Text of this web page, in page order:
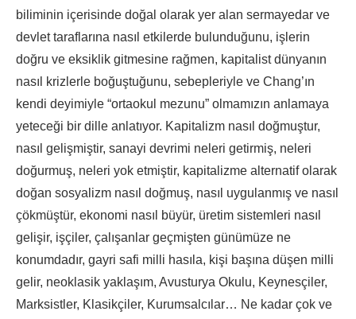
biliminin içerisinde doğal olarak yer alan sermayedar ve
devlet taraflarına nasıl etkilerde bulunduğunu, işlerin
doğru ve eksiklik gitmesine rağmen, kapitalist dünyanın
nasıl krizlerle boğuştuğunu, sebepleriyle ve Chang’ın
kendi deyimiyle “ortaokul mezunu” olmamızın anlamaya
yeteceği bir dille anlatıyor. Kapitalizm nasıl doğmuştur,
nasıl gelişmiştir, sanayi devrimi neleri getirmiş, neleri
doğurmuş, neleri yok etmiştir, kapitalizme alternatif olarak
doğan sosyalizm nasıl doğmuş, nasıl uygulanmış ve nasıl
çökmüştür, ekonomi nasıl büyür, üretim sistemleri nasıl
gelişir, işçiler, çalışanlar geçmişten günümüze ne
konumdadır, gayri safi milli hasıla, kişi başına düşen milli
gelir, neoklasik yaklaşım, Avusturya Okulu, Keynesçiler,
Marksistler, Klasikçiler, Kurumsalcılar… Ne kadar çok ve